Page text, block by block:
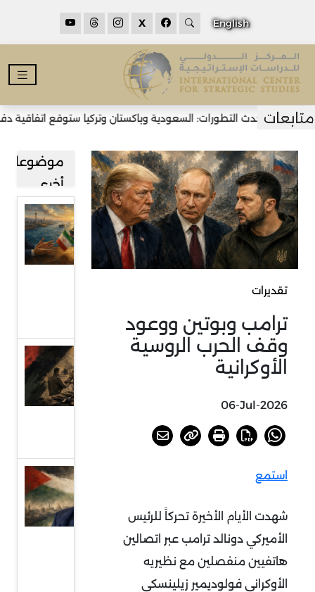
English
X
أحدث التطورات: السعودية وباكستان وتركيا ستوقع اتفاقية دفاع
تقديرات
ترامب وبوتين ووعود
وقف الحرب الروسية
الأوكرانية
06-Jul-2026
استمع
شهدت الأيام الأخيرة تحركاً للرئيس
الأميركي دونالد ترامب عبر اتصالين
هاتفيين منفصلين مع نظيريه
الأوكراني فولوديمير زيلينسكي
موضوعات
أخرى
مضيق
هرمز بين
طهران
التفاوض
العراق..
الحية
رئيسا